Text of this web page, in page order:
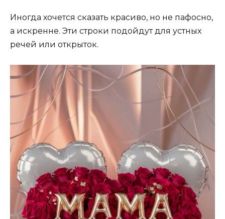
Иногда хочется сказать красиво, но не пафосно,
а искренне. Эти строки подойдут для устных
речей или открыток.